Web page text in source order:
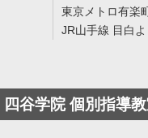
東京メトロ有楽
JR山手線 目白
四谷学院 個別指導